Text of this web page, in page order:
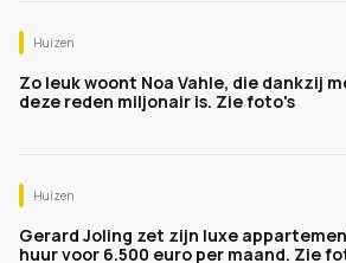
Huizen
Zo leuk woont Noa Vahle, die dankzij
deze reden miljonair is. Zie foto's
Huizen
Gerard Joling zet zijn luxe
huur voor 6.500 euro per maand. Zie